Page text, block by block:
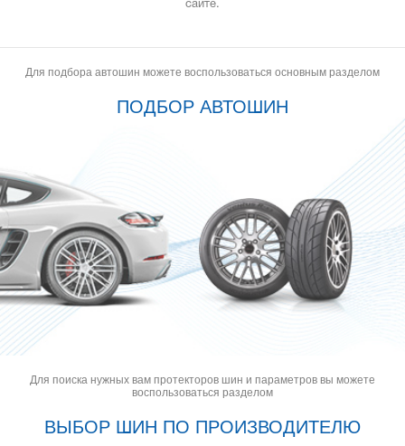
сайте.
Для подбора автошин можете воспользоваться основным разделом
ПОДБОР АВТОШИН
Для поиска нужных вам протекторов шин и параметров вы можете
воспользоваться разделом
ВЫБОР ШИН ПО ПРОИЗВОДИТЕЛЮ